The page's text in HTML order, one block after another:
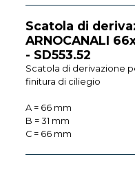
Scatola di
ARNOCANALI
- SD553.52
Scatola di derivazione
finitura di ciliegio
A = 66 mm
B = 31 mm
C = 66 mm